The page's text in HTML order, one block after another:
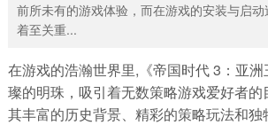
前所未有的游戏体验，而在游戏的安装与启
着至关重...
在游戏的浩瀚世界里,《帝国时代 3：亚
璨的明珠，吸引着无数策略游戏爱好者
其丰富的历史背景、精彩的策略玩法和